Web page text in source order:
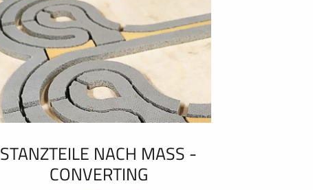
STANZTEILE NACH MASS - C
ONVERTING